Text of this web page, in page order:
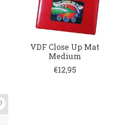
VDF Close Up Mat
Medium
€12,95